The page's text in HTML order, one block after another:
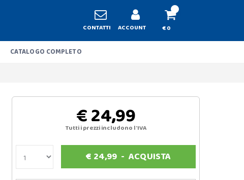
CONTATTI ACCOUNT € 0
CATALOGO COMPLETO
€ 24,99
Tutti i prezzi includono l'IVA
€ 24,99 -ACQUISTA